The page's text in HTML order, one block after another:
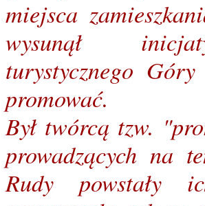
miejsca
wysunął
turystycznego
promować.
Był twórcą tzw.
prowadzących na
Rudy